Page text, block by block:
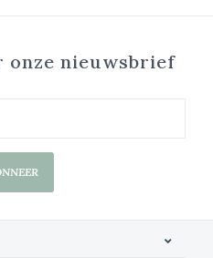
nieuwsbrief